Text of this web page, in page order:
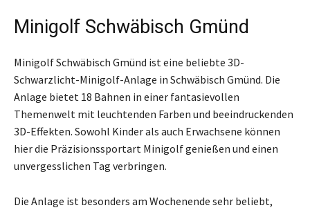
Minigolf Schwäbisch Gmünd
Minigolf Schwäbisch Gmünd ist eine beliebte 3D-
Schwarzlicht-Minigolf-Anlage in Schwäbisch Gmünd. Die
Anlage bietet 18 Bahnen in einer fantasievollen
Themenwelt mit leuchtenden Farben und beeindruckenden
3D-Effekten. Sowohl Kinder als auch Erwachsene können
hier die Präzisionssportart Minigolf genießen und einen
unvergesslichen Tag verbringen.
Die Anlage ist besonders am Wochenende sehr beliebt,